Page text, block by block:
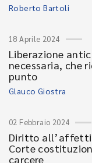
Roberto Bartoli
18 Aprile 2024
Liberazione
necessaria, che
punto
Glauco Giostra
02 Febbraio 2024
Diritto
Corte
carcere